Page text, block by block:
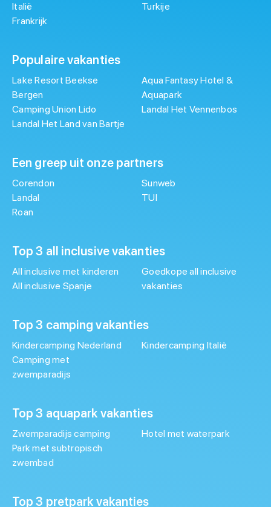
Italië
Frankrijk
Turkije
Populaire vakanties
Lake Resort Beekse
Bergen
Camping Union Lido
Landal Het Land van Bartje
Aqua Fantasy Hotel &
Aquapark
Landal Het Vennenbos
Een greep uit onze partners
Corendon
Landal
Roan
Sunweb
TUI
Top 3 all inclusive vakanties
All inclusive met kinderen
All inclusive Spanje
Goedkope all inclusive
vakanties
Top 3 camping vakanties
Kindercamping Nederland
Camping met
zwemparadijs
Kindercamping Italië
Top 3 aquapark vakanties
Zwemparadijs camping
Park met subtropisch
zwembad
Hotel met waterpark
Top 3 pretpark vakanties